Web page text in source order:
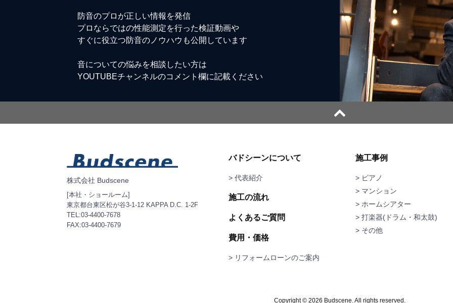
防音のプロが正しい情報を発信
プロならではの性能測定を行った検証動画や
すぐに役立つ防音のノウハウも公開しています
音についての悩みを相談したい方は
YOUTUBEチャンネルのコメント欄に記載ください
株式会社 Budscene
[本社・ショールーム]
東京都台東区松が谷3-1-12 KAPPA D.C. 1-2F
TEL:03-4400-7678
FAX:03-4400-7679
バドシーンについて
> 代表紹介
施工の流れ
よくあるご質問
費用・価格
> リフォームローンのご案内
施工事例
ピアノ
マンション
ホームシアター
打楽器(ドラム・和太鼓)
その他
Copyright © 2026 Budscene. All rights reserved.